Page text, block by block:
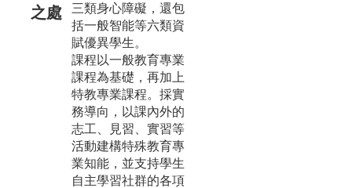
之處
三類身心障礙，還包
括一般智能等六類資
賦優異學生。
課程以一般教育專業
課程為基礎，再加上
特教專業課程。採實
務導向，以課內外的
志工、見習、實習等
活動建構特殊教育專
業知能，並支持學生
自主學習社群的各項